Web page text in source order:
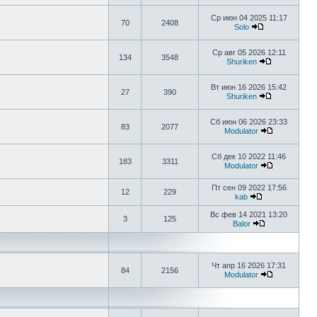
70 2408
Ср июн 04 2025 11:17
Solo
134 3548
Ср авг 05 2026 12:11
Shuriken
27 390
Вт июн 16 2026 15:42
Shuriken
83 2077
Сб июн 06 2026 23:33
Modulator
183 3311
Сб дек 10 2022 11:46
Modulator
12 229
Пт сен 09 2022 17:56
kab
3 125
Вс фев 14 2021 13:20
Balor
84 2156
Чт апр 16 2026 17:31
Modulator